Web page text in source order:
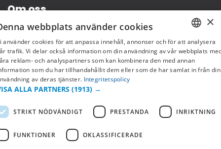
Om oss
Företagsinformation
SWEDISH
FI
×
webbplats använder cookies
använder cookies för att anpassa innehåll, annonser och för att analysera
trafik. Vi delar också information om din användning av vår webbplats
reklam- och analyspartners som kan kombinera den med annan
som du har tillhandahållit dem eller som de har samlat in från din
av deras tjänster. Integritetspolicy
ALLA PARTNERS (1913) →
STRIKT NÖDVÄNDIGT PRESTANDA INRIKTNING
FUNKTIONER OKLASSIFICERADE